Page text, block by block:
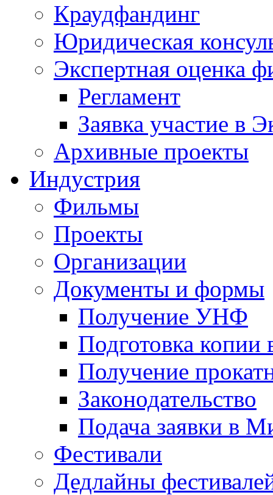
Краудфандинг
Юридическая
Экспертная оценка
Регламент
Заявка участие в
Архивные проекты
Индустрия
Фильмы
Проекты
Организации
Документы и формы
Получение УНФ
Подготовка копии
Получение
Законодательство
Подача заявки в
Фестивали
Дедлайны